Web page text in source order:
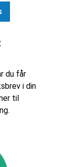
du får
i din
til